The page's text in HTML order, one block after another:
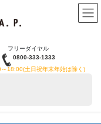
フリーダイヤル
0800-333-1333
18:00(土日祝年末年始は除く)